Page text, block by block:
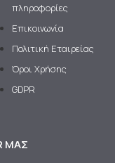
πληροφορίες
Επικοινωνία
Πολιτική Εταιρείας
Όροι Χρήσης
GDPR
ΜΑΣ